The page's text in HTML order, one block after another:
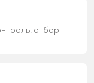
отбор